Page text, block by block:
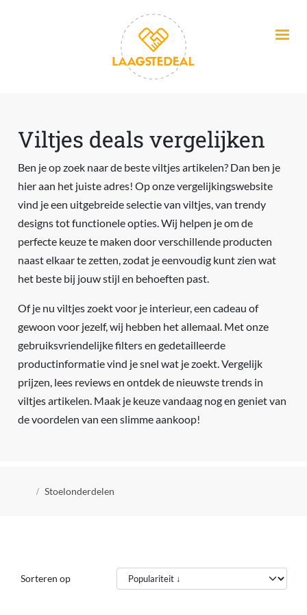
Viltjes deals vergelijken
Ben je op zoek naar de beste viltjes artikelen? Dan ben je
hier aan het juiste adres! Op onze vergelijkingswebsite
vind je een uitgebreide selectie van viltjes, van trendy
designs tot functionele opties. Wij helpen je om de
perfecte keuze te maken door verschillende producten
naast elkaar te zetten, zodat je eenvoudig kunt zien wat
het beste bij jouw stijl en behoeften past.
Of je nu viltjes zoekt voor je interieur, een cadeau of
gewoon voor jezelf, wij hebben het allemaal. Met onze
gebruiksvriendelijke filters en gedetailleerde
productinformatie vind je snel wat je zoekt. Vergelijk
prijzen, lees reviews en ontdek de nieuwste trends in
viltjes artikelen. Maak je keuze vandaag nog en geniet van
de voordelen van een slimme aankoop!
Kruimelpad
Stoelonderdelen
Sorteren op